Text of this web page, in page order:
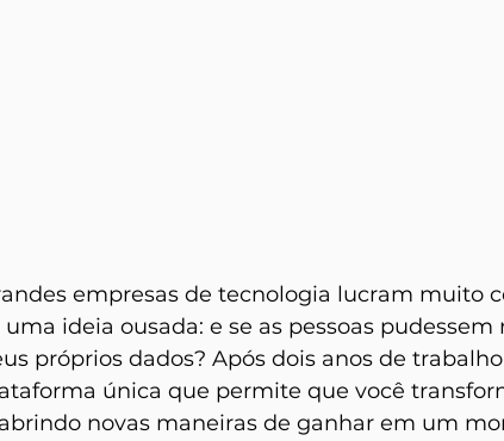
empresas de tecnologia lucram muito
ideia ousada: e se as pessoas
próprios dados? Após dois anos de
única que permite que você
novas maneiras de ganhar em um